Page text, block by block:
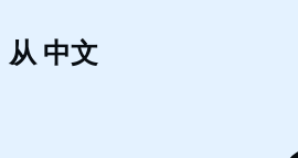
从 中文